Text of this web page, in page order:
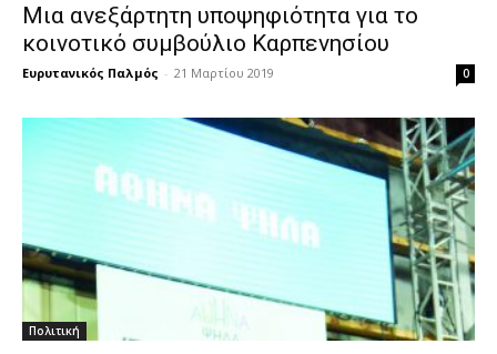
Μια ανεξάρτητη υποψηφιότητα για το
κοινοτικό συμβούλιο Καρπενησίου
Ευρυτανικός Παλμός - 21 Μαρτίου 2019 0
Πολιτική